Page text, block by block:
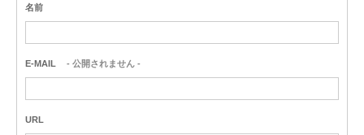
名前
E-MAIL - 公開されません -
URL